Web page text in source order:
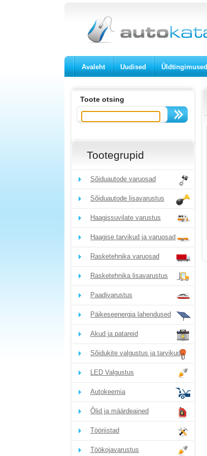
Avaleht Uudised Üldtingimused
Toote otsing
Tootegrupid
Sõiduautode varuosad
Sõiduautode lisavarustus
Haagissuvilate varustus
Haagise tarvikud ja varuosad
Rasketehnika varuosad
Rasketehnika lisavarustus
Paadivarustus
Päikeseenergia lahendused
Akud ja patareid
Sõidukite valgustus ja tarvikud
LED Valgustus
Autokeemia
Õlid ja määrdeained
Tööriistad
Töökojavarustus